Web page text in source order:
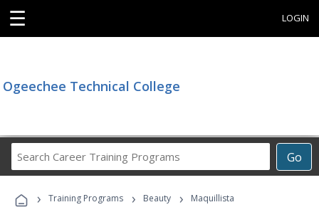
☰ LOGIN
Ogeechee Technical College
Go
Career
Programs
› Training Programs › Beauty › Maquillista